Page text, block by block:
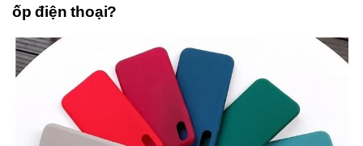
ốp điện thoại?